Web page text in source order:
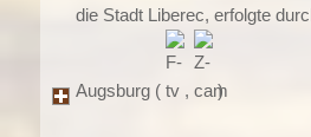
die Stadt Liberec, erfolgte
Augsburg ( , )